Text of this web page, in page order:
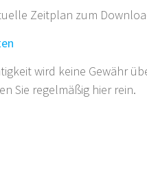
Zeitplan zum
wird keine Gewähr
Sie regelmäßig hier rein.